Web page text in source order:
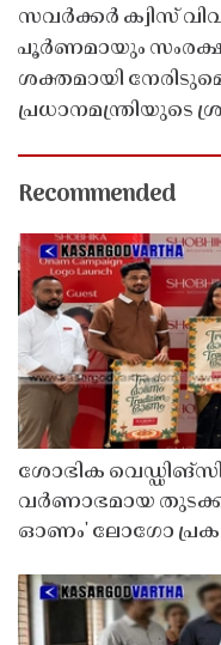
സവർക്കർ ക്വിസ്
പൂർണമായും
ശക്തമായി
പ്രധാനമന്ത്രിയുടെ
Recommended
ശോഭിക
വർണാഭമായ
ഓണം' ലോഗോ